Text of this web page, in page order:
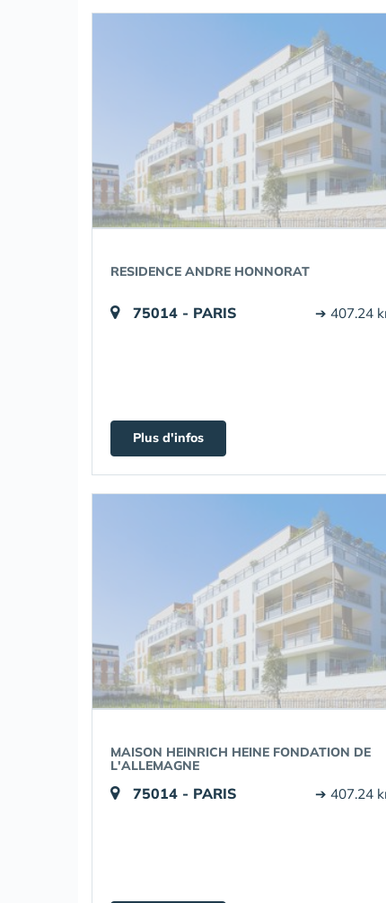
RESIDENCE ANDRE HONNORAT
75014 - PARIS ➔ 407.24
Plus d'infos
MAISON HEINRICH HEINE FONDATION DE
L'ALLEMAGNE
75014 - PARIS ➔ 407.24